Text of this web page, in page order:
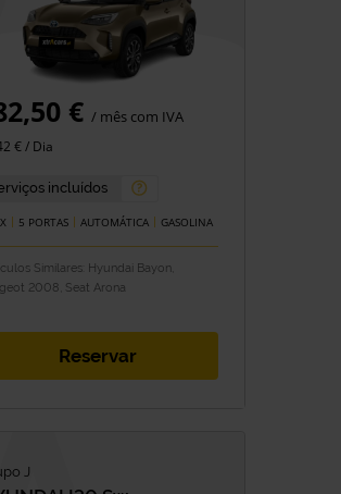
€ / mês com IVA
€ / Dia
incluídos
5 PORTAS AUTOMÁTICA GASOLINA
Similares: Hyundai Bayon,
2008, Seat Arona
Reservar
J